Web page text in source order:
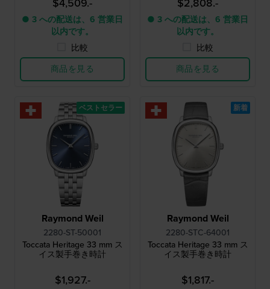
● 3 への配送は、6 営業日
以内です。
比較
商品を見る
● 3 への配送は、6 営業日
以内です。
比較
商品を見る
Raymond Weil
2280-ST-50001
Toccata Heritage 33 mm ス
イス製手巻き時計
$1,927.-
ベストセラー
Raymond Weil
2280-STC-64001
Toccata Heritage 33 mm ス
イス製手巻き時計
$1,817.-
新着